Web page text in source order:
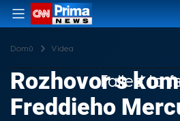
Domů Videa
Failed to
Rozhovor s
Freddieho